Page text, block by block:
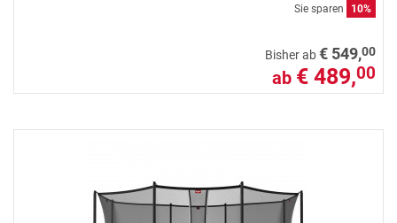
Sie sparen 10%
Bisher ab€ 549,00
ab € 489,00